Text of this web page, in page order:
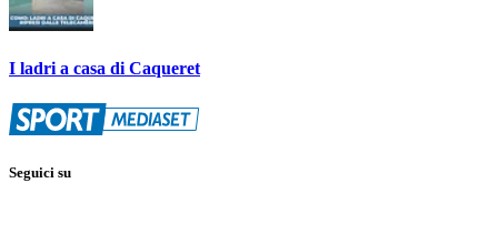
I ladri a casa di Caqueret
Seguici su